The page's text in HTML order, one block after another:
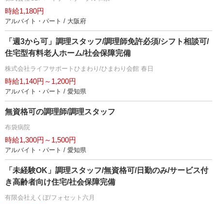
時給1,180円
アルバイト・パート / 大阪府
「週3から可」調理スタッフ/調理師免許必須/シフト相談可/
住宅型有料老人ホーム/社会保障完備
株式会社ライフサポートひまわり/ひまわり会館 春日
時給1,140円～1,200円
アルバイト・パート / 愛知県
無資格可の調理師/調理スタッフ
布袋病院
時給1,300円～1,500円
アルバイト・パート / 愛知県
「未経験OK」調理スタッフ/無資格可/日勤のみ/サービス付
き高齢者向け住宅/社会保障完備
有限会社えくぼ/フォセット六月